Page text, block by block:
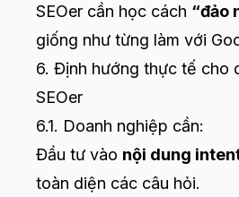
SEOer cần học cách “đảo
giống như từng làm với
6. Định hướng thực tế cho
SEOer
6.1. Doanh nghiệp cần:
Đầu tư vào nội dung
toàn diện các câu hỏi.